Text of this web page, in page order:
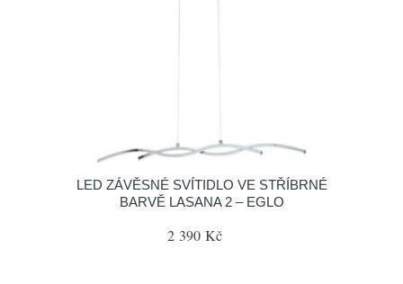
LED ZÁVĚSNÉ SVÍTIDLO VE STŘÍBRNÉ
BARVĚ LASANA 2 – EGLO
2 390 Kč